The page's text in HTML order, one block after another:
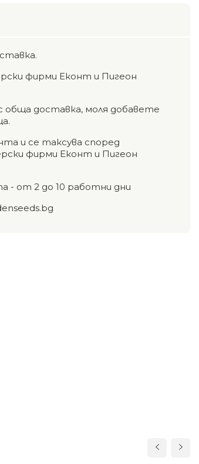
фирми Еконт и Пигеон
обща доставка, моля добавете
и се таксува според
фирми Еконт и Пигеон
- от 2 до 10 работни дни